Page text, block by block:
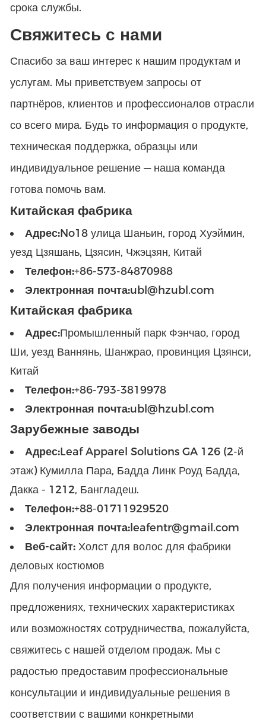
срока службы.
Свяжитесь с нами
Спасибо за ваш интерес к нашим продуктам и
услугам. Мы приветствуем запросы от
партнёров, клиентов и профессионалов отрасли
со всего мира. Будь то информация о продукте,
техническая поддержка, образцы или
индивидуальное решение — наша команда
готова помочь вам.
Китайская фабрика
Адрес:No18 улица Шаньин, город Хуэймин,
уезд Цзяшань, Цзясин, Чжэцзян, Китай
Телефон:+86-573-84870988
Электронная почта:ubl@hzubl.com
Китайская фабрика
Адрес:Промышленный парк Фэнчао, город
Ши, уезд Ваннянь, Шанжрао, провинция Цзянси,
Китай
Телефон:+86-793-3819978
Электронная почта:ubl@hzubl.com
Зарубежные заводы
Адрес:Leaf Apparel Solutions GA 126 (2-й
этаж) Кумилла Пара, Бадда Линк Роуд Бадда,
Дакка - 1212, Бангладеш.
Телефон:+88-01711929520
Электронная почта:leafentr@gmail.com
Веб-сайт: Холст для волос для фабрики
деловых костюмов
Для получения информации о продукте,
предложениях, технических характеристиках
или возможностях сотрудничества, пожалуйста,
свяжитесь с нашей отделом продаж. Мы с
радостью предоставим профессиональные
консультации и индивидуальные решения в
соответствии с вашими конкретными